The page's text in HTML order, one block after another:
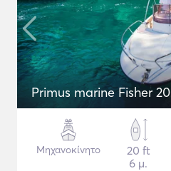
Primus marine Fisher 20
Μηχανοκίνητο
20 ft
6 μ.